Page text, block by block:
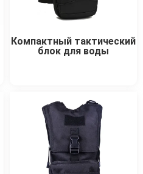
Компактный тактический
блок для воды